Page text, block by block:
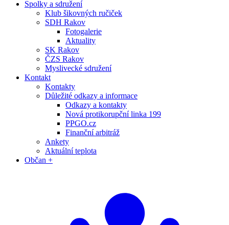
Spolky a sdružení
Klub šikovných ručiček
SDH Rakov
Fotogalerie
Aktuality
SK Rakov
ČZS Rakov
Myslivecké sdružení
Kontakt
Kontakty
Důležité odkazy a informace
Odkazy a kontakty
Nová protikorupční linka 199
PPGO.cz
Finanční arbitráž
Ankety
Aktuální teplota
Občan +